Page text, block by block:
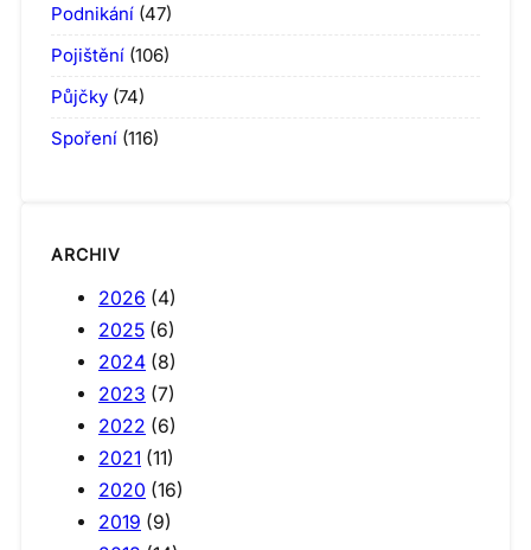
Podnikání (47)
Pojištění (106)
Půjčky (74)
Spoření (116)
ARCHIV
2026 (4)
2025 (6)
2024 (8)
2023 (7)
2022 (6)
2021 (11)
2020 (16)
2019 (9)